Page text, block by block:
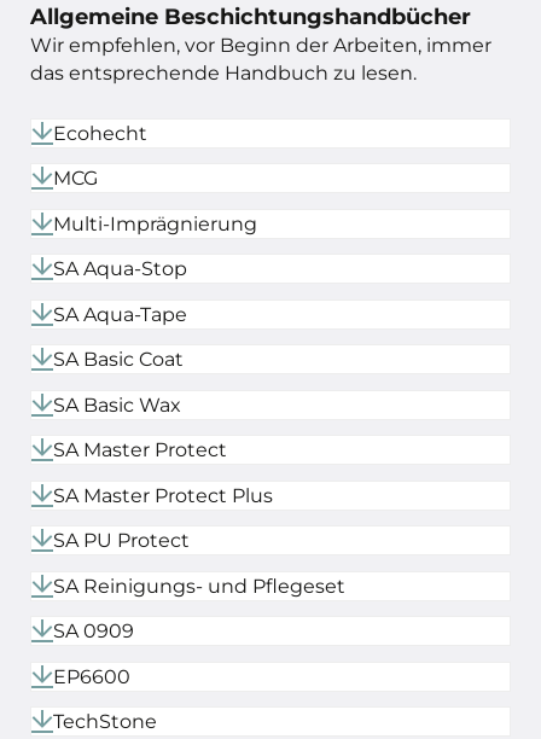
Allgemeine Beschichtungshandbücher
Wir empfehlen, vor Beginn der Arbeiten, immer
das entsprechende Handbuch zu lesen.
Ecohecht
MCG
Multi-Imprägnierung
SA Aqua-Stop
SA Aqua-Tape
SA Basic Coat
SA Basic Wax
SA Master Protect
SA Master Protect Plus
SA PU Protect
SA Reinigungs- und Pflegeset
SA 0909
EP6600
TechStone